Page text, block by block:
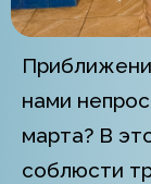
нами
марта? В
соблюсти